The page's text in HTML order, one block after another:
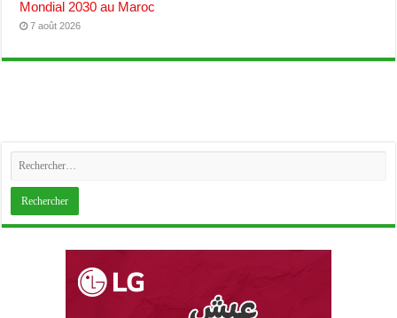
Mondial 2030 au Maroc
7 août 2026